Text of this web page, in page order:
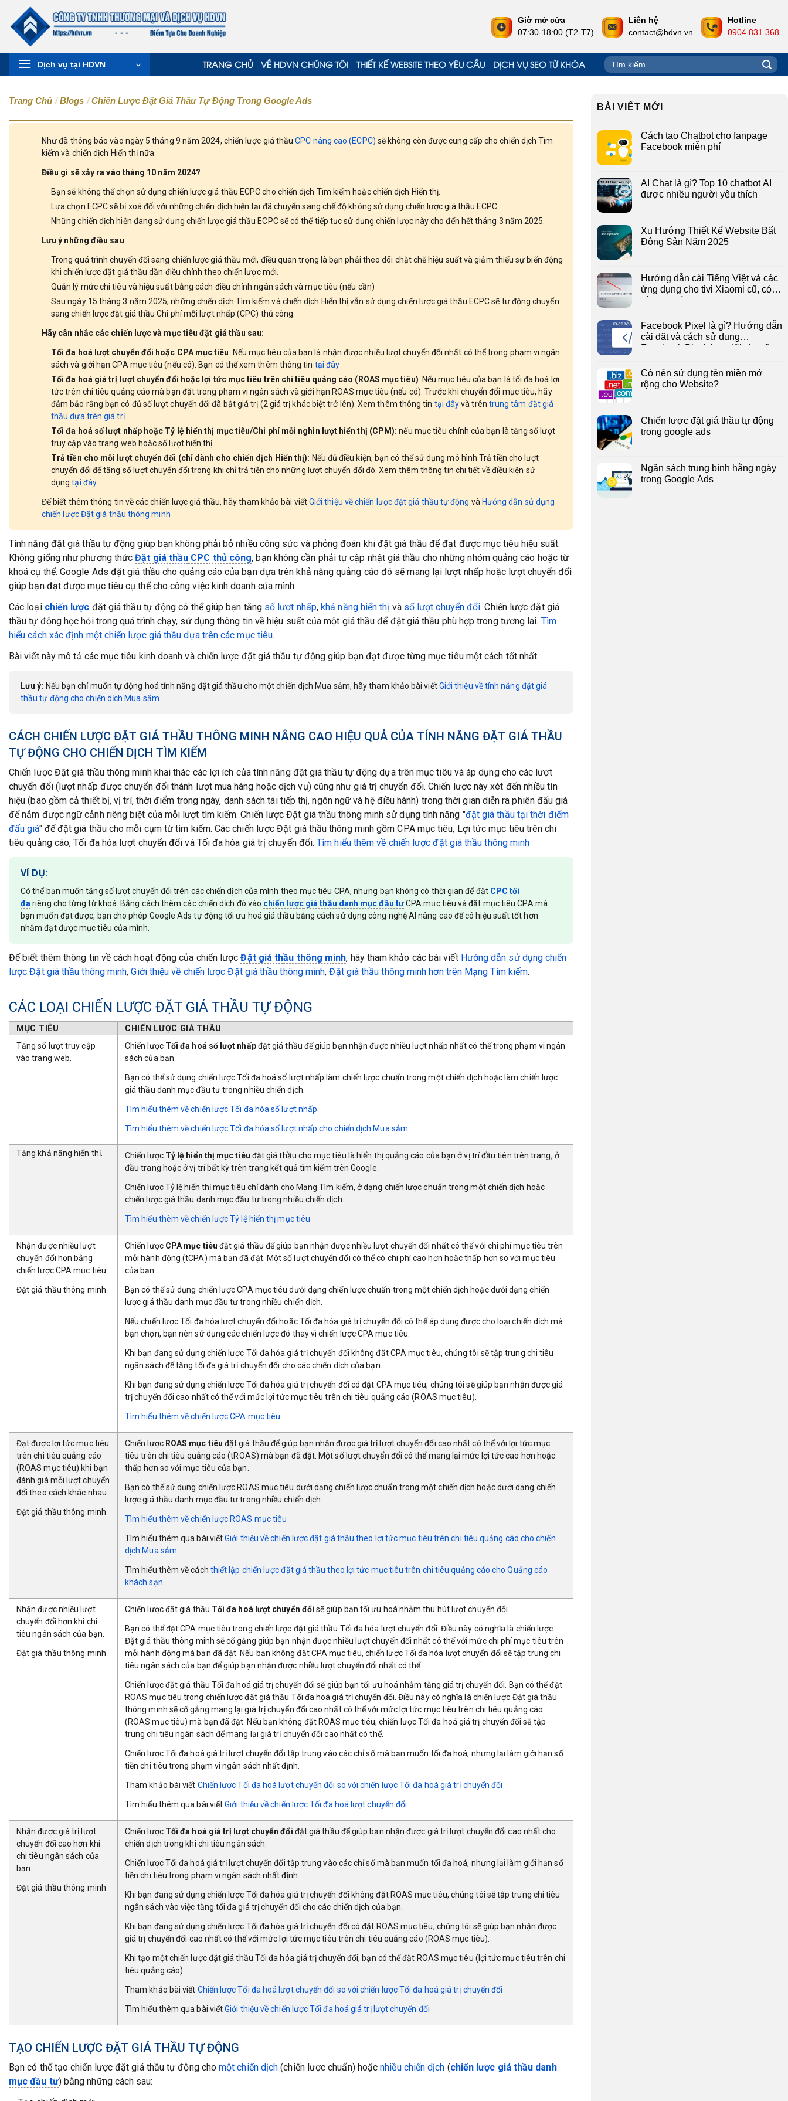
Giờ mở cửa
07:30-18:00 (T2-T7)
Liên hệ
contact@hdvn.vn
Hotline
0904.831.368
Dịch vụ tại HDVN TRANG CHỦ VỀ HDVN CHÚNG TÔI THIẾT KẾ WEBSITE THEO YÊU CẦU DỊCH VỤ SEO TỪ KHÓA
Tìm
kiếm:
Trang Chủ / Blogs / Chiến Lược Đặt Giá Thầu Tự Động Trong Google Ads
Như đã thông báo vào ngày 5 tháng 9 năm 2024, chiến lược giá thầuCPC nâng cao (ECPC) sẽ không còn được cung cấp cho chiến dịch Tìm
kiếm và chiến dịch Hiển thị nữa.
Điều gì sẽ xảy ra vào tháng 10 năm 2024?
Bạn sẽ không thể chọn sử dụng chiến lược giá thầu ECPC cho chiến dịch Tìm kiếm hoặc chiến dịch Hiển thị.
Lựa chọn ECPC sẽ bị xoá đối với những chiến dịch hiện tại đã chuyển sang chế độ không sử dụng chiến lược giá thầu ECPC.
Những chiến dịch hiện đang sử dụng chiến lược giá thầu ECPC sẽ có thể tiếp tục sử dụng chiến lược này cho đến hết tháng 3 năm 2025.
Lưu ý những điều sau:
Trong quá trình chuyển đổi sang chiến lược giá thầu mới, điều quan trọng là bạn phải theo dõi chặt chẽ hiệu suất và giảm thiểu sự biến động
khi chiến lược đặt giá thầu dần điều chỉnh theo chiến lược mới.
Quản lý mức chi tiêu và hiệu suất bằng cách điều chỉnh ngân sách và mục tiêu (nếu cần)
Sau ngày 15 tháng 3 năm 2025, những chiến dịch Tìm kiếm và chiến dịch Hiển thị vẫn sử dụng chiến lược giá thầu ECPC sẽ tự động chuyển
sang chiến lược đặt giá thầu Chi phí mỗi lượt nhấp (CPC) thủ công.
Hãy cân nhắc các chiến lược và mục tiêu đặt giá thầu sau:
Tối đa hoá lượt chuyển đổi hoặc CPA mục tiêu: Nếu mục tiêu của bạn là nhận được nhiều lượt chuyển đổi nhất có thể trong phạm vi ngân
sách và giới hạn CPA mục tiêu (nếu có). Bạn có thể xem thêm thông tin tại đây
Tối đa hoá giá trị lượt chuyển đổi hoặc lợi tức mục tiêu trên chi tiêu quảng cáo (ROAS mục tiêu): Nếu mục tiêu của bạn là tối đa hoá lợi
tức trên chi tiêu quảng cáo mà bạn đặt trong phạm vi ngân sách và giới hạn ROAS mục tiêu (nếu có). Trước khi chuyển đổi mục tiêu, hãy
đảm bảo rằng bạn có đủ số lượt chuyển đổi đã bật giá trị (2 giá trị khác biệt trở lên). Xem thêm thông tin tại đâyvà trên trung tâm đặt giá
thầu dựa trên giá trị
Tối đa hoá số lượt nhấp hoặc Tỷ lệ hiển thị mục tiêu/Chi phí mỗi nghìn lượt hiển thị (CPM): nếu mục tiêu chính của bạn là tăng số lượt
truy cập vào trang web hoặc số lượt hiển thị.
Trả tiền cho mỗi lượt chuyển đổi (chỉ dành cho chiến dịch Hiển thị): Nếu đủ điều kiện, bạn có thể sử dụng mô hình Trả tiền cho lượt
chuyển đổi để tăng số lượt chuyển đổi trong khi chỉ trả tiền cho những lượt chuyển đổi đó. Xem thêm thông tin chi tiết về điều kiện sử
dụngtại đây.
Để biết thêm thông tin về các chiến lược giá thầu, hãy tham khảo bài viếtGiới thiệu về chiến lược đặt giá thầu tự động và Hướng dẫn sử dụng
chiến lược Đặt giá thầu thông minh
Tính năng đặt giá thầu tự động giúp bạn không phải bỏ nhiều công sức và phỏng đoán khi đặt giá thầu để đạt được mục tiêu hiệu suất.
Không giống như phương thứcĐặt giá thầu CPC thủ công, bạn không cần phải tự cập nhật giá thầu cho những nhóm quảng cáo hoặc từ
khoá cụ thể. Google Ads đặt giá thầu cho quảng cáo của bạn dựa trên khả năng quảng cáo đó sẽ mang lại lượt nhấp hoặc lượt chuyển đổi
giúp bạn đạt được mục tiêu cụ thể cho công việc kinh doanh của mình.
Các loại chiến lược đặt giá thầu tự động có thể giúp bạn tăng số lượt nhấp,khả năng hiển thị và số lượt chuyển đổi. Chiến lược đặt giá
thầu tự động học hỏi trong quá trình chạy, sử dụng thông tin về hiệu suất của một giá thầu để đặt giá thầu phù hợp trong tương lai. Tìm
hiểu cách xác định một chiến lược giá thầu dựa trên các mục tiêu.
Bài viết này mô tả các mục tiêu kinh doanh và chiến lược đặt giá thầu tự động giúp bạn đạt được từng mục tiêu một cách tốt nhất.
Lưu ý: Nếu bạn chỉ muốn tự động hoá tính năng đặt giá thầu cho một chiến dịch Mua sắm, hãy tham khảo bài viếtGiớithiệu về tính năng đặt giá
thầu tự động cho chiến dịch Mua sắm
CÁCH CHIẾN LƯỢC ĐẶT GIÁ THẦU THÔNG MINH NÂNG CAO HIỆU QUẢ CỦA TÍNH NĂNG ĐẶT GIÁ THẦU
TỰ ĐỘNG CHO CHIẾN DỊCH TÌM KIẾM
Chiến lược Đặt giá thầu thông minh khai thác các lợi ích của tính năng đặt giá thầu tự động dựa trên mục tiêu và áp dụng cho các lượt
chuyển đổi (lượt nhấp được chuyển đổi thành lượt mua hàng hoặc dịch vụ) cũng như giá trị chuyển đổi. Chiến lược này xét đến nhiều tín
hiệu (bao gồm cả thiết bị, vị trí, thời điểm trong ngày, danh sách tái tiếp thị, ngôn ngữ và hệ điều hành) trong thời gian diễn ra phiên đấu giá
để nắm được ngữ cảnh riêng biệt của mỗi lượt tìm kiếm. Chiến lược Đặt giá thầu thông minh sử dụng tính năng "đặt giá thầu tại thời điểm
đấu giá" để đặt giá thầu cho mỗi cụm từ tìm kiếm. Các chiến lược Đặt giá thầu thông minh gồm CPA mục tiêu, Lợi tức mục tiêu trên chi
tiêu quảng cáo, Tối đa hóa lượt chuyển đổi và Tối đa hóa giá trị chuyển đổi.Tìm hiểu thêm về chiến lược đặt giá thầu thông minh
VÍ DỤ:
Có thể bạn muốn tăng số lượt chuyển đổi trên các chiến dịch của mình theo mục tiêu CPA, nhưng bạn không có thời gian để đặt CPCtối
đa riêng cho từng từ khoá. Bằng cách thêm các chiến dịch đó vào chiến lượcgiá thầu danh mục đầu tưCPA mục tiêu và đặt mục tiêu CPA mà
bạn muốn đạt được, bạn cho phép Google Ads tự động tối ưu hoá giá thầu bằng cách sử dụng công nghệ AI nâng cao để có hiệu suất tốt hơn
nhằm đạt được mục tiêu của mình.
Để biết thêm thông tin về cách hoạt động của chiến lượcĐặt giá thầu thông minh, hãy tham khảo các bài viết Hướng dẫn sử dụng chiến
lược Đặt giá thầu thông minh,Giới thiệu về chiến lược Đặt giá thầu thông minh,Đặt giá thầu thông minh hơn trên Mạng Tìm kiếm.
CÁC LOẠI CHIẾN LƯỢC ĐẶT GIÁ THẦU TỰ ĐỘNG
MỤC TIÊU
CHIẾN LƯỢC GIÁ THẦU
Tăng số lượt truy cập
vào trang web.
Chiến lược Tối đa hoá số lượt nhấpđặt giá thầu để giúp bạn nhận được nhiều lượt nhấp nhất có thể trong phạm vi ngân
sách của bạn.
Bạn có thể sử dụng chiến lược Tối đa hoá số lượt nhấp làm chiến lược chuẩn trong một chiến dịch hoặc làm chiến lược
giá thầu danh mục đầu tư trong nhiều chiến dịch.
Tìm hiểu thêm về chiến lược Tối đa hóa số lượt nhấp
Tìm hiểu thêm về chiến lược Tối đa hóa số lượt nhấp cho chiến dịch Mua sắm
Tăng khả năng hiển thị. Chiến lược Tỷ lệ hiển thị mục tiêu đặt giá thầu cho mục tiêu là hiển thị quảng cáo của bạn ở vị trí đầu tiên trên trang, ở
đầu trang hoặc ở vị trí bất kỳ trên trang kết quả tìm kiếm trên Google.
Chiến lược Tỷ lệ hiển thị mục tiêu chỉ dành cho Mạng Tìm kiếm, ở dạng chiến lược chuẩn trong một chiến dịch hoặc
chiến lược giá thầu danh mục đầu tư trong nhiều chiến dịch.
Tìm hiểu thêm về chiến lược Tỷ lệ hiển thị mục tiêu
Nhận được nhiều lượt
chuyển đổi hơn bằng
chiến lược CPA mục tiêu.
Đặt giá thầu thông minh
Chiến lược CPA mục tiêu đặt giá thầu để giúp bạn nhận được nhiều lượt chuyển đổi nhất có thể với chi phí mục tiêu trên
mỗi hành động (tCPA) mà bạn đã đặt. Một số lượt chuyển đổi có thể có chi phí cao hơn hoặc thấp hơn so với mục tiêu
của bạn.
Bạn có thể sử dụng chiến lược CPA mục tiêu dưới dạng chiến lược chuẩn trong một chiến dịch hoặc dưới dạng chiến
lược giá thầu danh mục đầu tư trong nhiều chiến dịch.
Nếu chiến lược Tối đa hóa lượt chuyển đổi hoặc Tối đa hóa giá trị chuyển đổi có thể áp dụng được cho loại chiến dịch mà
bạn chọn, bạn nên sử dụng các chiến lược đó thay vì chiến lược CPA mục tiêu.
Khi bạn đang sử dụng chiến lược Tối đa hóa giá trị chuyển đổi không đặt CPA mục tiêu, chúng tôi sẽ tập trung chi tiêu
ngân sách để tăng tối đa giá trị chuyển đổi cho các chiến dịch của bạn.
Khi bạn đang sử dụng chiến lược Tối đa hóa giá trị chuyển đổi có đặt CPA mục tiêu, chúng tôi sẽ giúp bạn nhận được giá
trị chuyển đổi cao nhất có thể với mức lợi tức mục tiêu trên chi tiêu quảng cáo (ROAS mục tiêu).
Tìm hiểu thêm về chiến lược CPA mục tiêu
Đạt được lợi tức mục tiêu
trên chi tiêu quảng cáo
(ROAS mục tiêu) khi bạn
đánh giá mỗi lượt chuyển
đổi theo cách khác nhau.
Đặt giá thầu thông minh
Chiến lược ROAS mục tiêu đặt giá thầu để giúp bạn nhận được giá trị lượt chuyển đổi cao nhất có thể với lợi tức mục
tiêu trên chi tiêu quảng cáo (tROAS) mà bạn đã đặt. Một số lượt chuyển đổi có thể mang lại mức lợi tức cao hơn hoặc
thấp hơn so với mục tiêu của bạn.
Bạn có thể sử dụng chiến lược ROAS mục tiêu dưới dạng chiến lược chuẩn trong một chiến dịch hoặc dưới dạng chiến
lược giá thầu danh mục đầu tư trong nhiều chiến dịch.
Tìm hiểu thêm về chiến lược ROAS mục tiêu
Tìm hiểu thêm qua bài viếtGiới thiệu về chiến lược đặt giá thầu theo lợi tức mục tiêu trên chi tiêu quảng cáo cho chiến
dịch Mua sắm
Tìm hiểu thêm về cách thiết lập chiến lược đặt giá thầu theo lợi tức mục tiêu trên chi tiêu quảng cáo cho Quảng cáo
khách sạn
Nhận được nhiều lượt
chuyển đổi hơn khi chi
tiêu ngân sách của bạn.
Đặt giá thầu thông minh
Chiến lược đặt giá thầu Tối đa hoá lượt chuyển đổi sẽ giúp bạn tối ưu hoá nhằm thu hút lượt chuyển đổi.
Bạn có thể đặt CPA mục tiêu trong chiến lược đặt giá thầu Tối đa hóa lượt chuyển đổi. Điều này có nghĩa là chiến lược
Đặt giá thầu thông minh sẽ cố gắng giúp bạn nhận được nhiều lượt chuyển đổi nhất có thể với mức chi phí mục tiêu trên
mỗi hành động mà bạn đã đặt. Nếu bạn không đặt CPA mục tiêu, chiến lược Tối đa hóa lượt chuyển đổi sẽ tập trung chi
tiêu ngân sách của bạn để giúp bạn nhận được nhiều lượt chuyển đổi nhất có thể.
Chiến lược đặt giá thầu Tối đa hoá giá trị chuyển đổi sẽ giúp bạn tối ưu hoá nhằm tăng giá trị chuyển đổi. Bạn có thể đặt
ROAS mục tiêu trong chiến lược đặt giá thầu Tối đa hoá giá trị chuyển đổi. Điều này có nghĩa là chiến lược Đặt giá thầu
thông minh sẽ cố gắng mang lại giá trị chuyển đổi cao nhất có thể với mức lợi tức mục tiêu trên chi tiêu quảng cáo
(ROAS mục tiêu) mà bạn đã đặt. Nếu bạn không đặt ROAS mục tiêu, chiến lược Tối đa hoá giá trị chuyển đổi sẽ tập
trung chi tiêu ngân sách để mang lại giá trị chuyển đổi cao nhất có thể.
Chiến lược Tối đa hoá giá trị lượt chuyển đổi tập trung vào các chỉ số mà bạn muốn tối đa hoá, nhưng lại làm giới hạn số
tiền chi tiêu trong phạm vi ngân sách nhất định.
Tham khảo bài viết Chiến lượcTối đa hoá lượt chuyển đổi so với chiến lược Tối đa hoá giá trị chuyển đổi
Tìm hiểu thêm qua bài viếtGiới thiệu về chiến lược Tối đa hoá lượt chuyển đổi
Nhận được giá trị lượt
chuyển đổi cao hơn khi
chi tiêu ngân sách của
bạn.
Đặt giá thầu thông minh
Chiến lược Tối đa hoá giá trị lượt chuyển đổi đặt giá thầu để giúp bạn nhận được giá trị lượt chuyển đổi cao nhất cho
chiến dịch trong khi chi tiêu ngân sách.
Chiến lược Tối đa hoá giá trị lượt chuyển đổi tập trung vào các chỉ số mà bạn muốn tối đa hoá, nhưng lại làm giới hạn số
tiền chi tiêu trong phạm vi ngân sách nhất định.
Khi bạn đang sử dụng chiến lược Tối đa hóa giá trị chuyển đổi không đặt ROAS mục tiêu, chúng tôi sẽ tập trung chi tiêu
ngân sách vào việc tăng tối đa giá trị chuyển đổi cho các chiến dịch của bạn.
Khi bạn đang sử dụng chiến lược Tối đa hóa giá trị chuyển đổi có đặt ROAS mục tiêu, chúng tôi sẽ giúp bạn nhận được
giá trị chuyển đổi cao nhất có thể với mức lợi tức mục tiêu trên chi tiêu quảng cáo (ROAS mục tiêu).
Khi tạo một chiến lược đặt giá thầu Tối đa hóa giá trị chuyển đổi, bạn có thể đặt ROAS mục tiêu (lợi tức mục tiêu trên chi
tiêu quảng cáo).
Tham khảo bài viết Chiến lược Tối đa hoá lượt chuyển đổi so với chiến lược Tối đa hoá giá trị chuyển đổi
Tìm hiểu thêm qua bài viếtGiới thiệu về chiến lược Tối đa hoá giá trị lượt chuyển đổi
TẠO CHIẾN LƯỢC ĐẶT GIÁ THẦU TỰ ĐỘNG
Bạn có thể tạo chiến lược đặt giá thầu tự động chomột chiến dịch (chiến lược chuẩn) hoặcnhiều chiến dịch (chiến lược giá thầu danh
mục đầu tư) bằng những cách sau:
BÀI VIẾT MỚI
Cách tạo Chatbot cho fanpage
Facebook miễn phí
AI Chat là gì? Top 10 chatbot AI
được nhiều người yêu thích
Xu Hướng Thiết Kế Website Bất
Động Sản Năm 2025
Hướng dẫn cài Tiếng Việt và các
ứng dụng cho tivi Xiaomi cũ, có
kèm file cài đặt
Facebook Pixel là gì? Hướng dẫn
cài đặt và cách sử dụng
Facebook Pixel theo dõi chuyển
Có nên sử dụng tên miền mở
rộng cho Website?
Chiến lược đặt giá thầu tự động
trong google ads
Ngân sách trung bình hằng ngày
trong Google Ads